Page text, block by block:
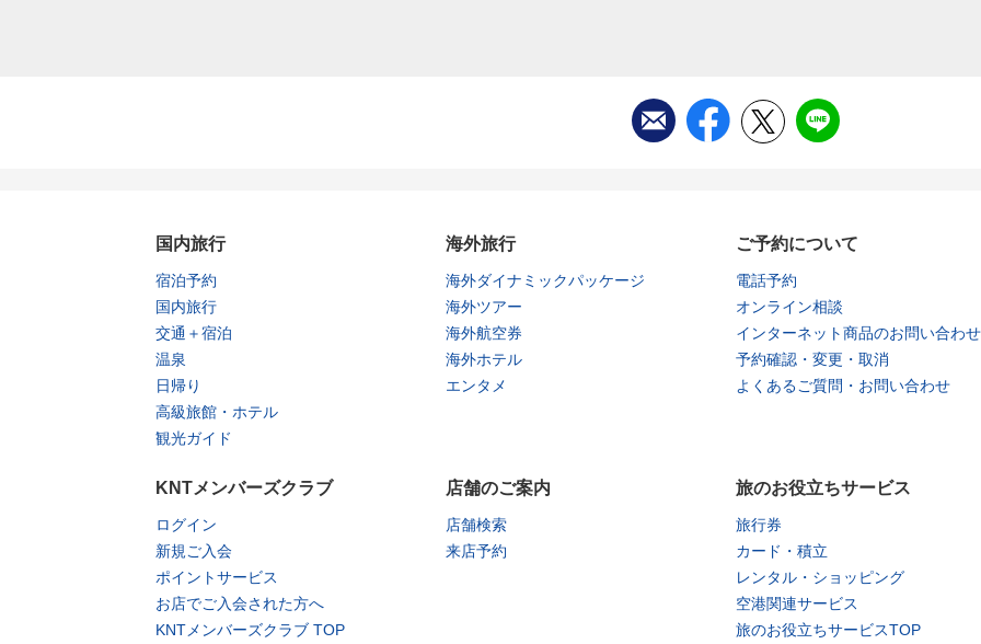
国内旅行
宿泊予約
国内旅行
交通＋宿泊
温泉
日帰り
高級旅館・ホテル
観光ガイド
海外旅行
海外ダイナミックパッケージ
海外ツアー
海外航空券
海外ホテル
エンタメ
ご予約について
電話予約
オンライン相談
インターネット商品のお問い合わせ
予約確認・変更・取消
よくあるご質問・お問い合わせ
KNTメンバーズクラブ
ログイン
新規ご入会
ポイントサービス
お店でご入会された方へ
KNTメンバーズクラブ TOP
店舗のご案内
店舗検索
来店予約
旅のお役立ちサービス
旅行券
カード・積立
レンタル・ショッピング
空港関連サービス
旅のお役立ちサービスTOP